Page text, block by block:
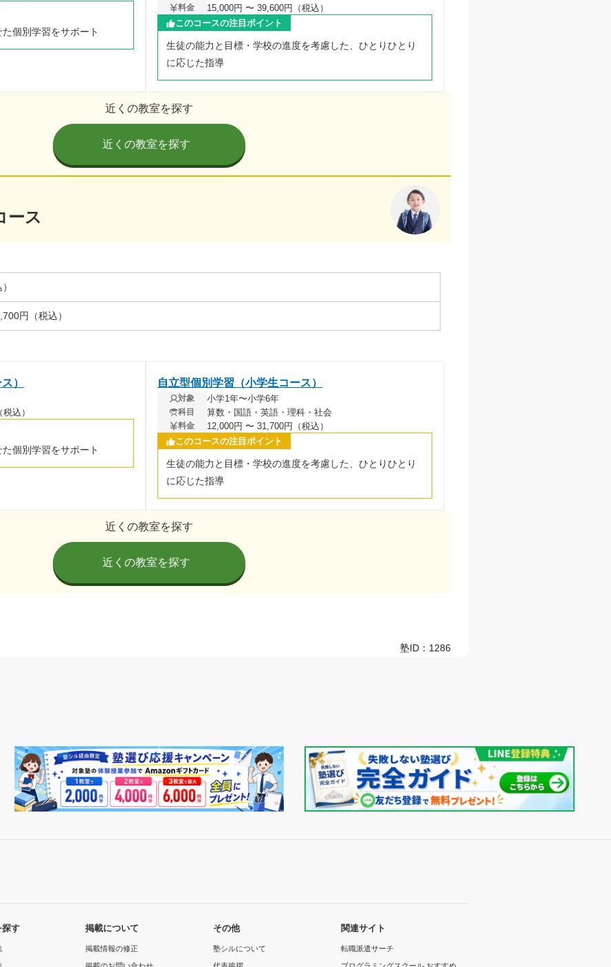
個別学習をサポート
料金
15,000円 〜 39,600円（税込）
このコースの注目ポイント
生徒の能力と目標・学校の進度を考慮した、ひとりひとり
に応じた指導
近くの教室を探す
近くの教室を探す
ース
円（税込）
）
込）
個別学習をサポート
自立型個別学習（小学生コース）
対象 小学1年〜小学6年
科目 算数・国語・英語・理科・社会
料金
12,000円 〜 31,700円（税込）
このコースの注目ポイント
生徒の能力と目標・学校の進度を考慮した、ひとりひとり
に応じた指導
近くの教室を探す
近くの教室を探す
塾ID：1286
探す 掲載について
掲載情報の修正
掲載のお問い合わせ
その他
塾シルについて
代表挨拶
関連サイト
転職派遣サーチ
プログラミングスクール おすすめ